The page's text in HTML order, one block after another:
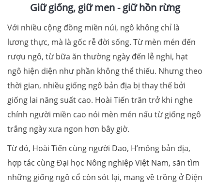
Giữ giống, giữ men - giữ hồn rừng
Với nhiều cộng đồng miền núi, ngô không chỉ là
lương thực, mà là gốc rễ đời sống. Từ mèn mén đến
rượu ngô, từ bữa ăn thường ngày đến lễ nghi, hạt
ngô hiện diện như phần không thể thiếu. Nhưng theo
thời gian, nhiều giống ngô bản địa bị thay thế bởi
giống lai năng suất cao. Hoài Tiến trăn trở khi nghe
chính người miền cao nói mèn mén nấu từ giống ngô
trắng ngày xưa ngon hơn bây giờ.
Từ đó, Hoài Tiến cùng người Dao, H’mông bản địa,
hợp tác cùng Đại học Nông nghiệp Việt Nam, săn tìm
những giống ngô cổ còn sót lại, mang về trồng ở Điện